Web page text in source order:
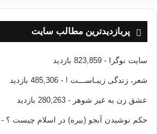
پربازدیدترین مطالب سایت
سایت نوگرا - 823,859 بازدید
شعر، زندگی زیبـاســـت ! - 485,306 بازدید
عشق زن به غیر شوهر - 280,263 بازدید
حکم نوشیدن آبجو (بیره) در اسلام چیست ؟ - 271,329 بازدید